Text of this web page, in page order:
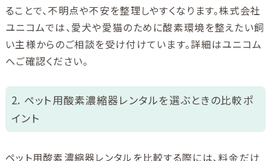
ることで、不明点や不安を整理しやすくなります。株式会社
ユニコムでは、愛犬や愛猫のために酸素環境を整えたい飼
い主様からのご相談を受け付けています。詳細はユニコム
へご確認ください。
2. ペット用酸素濃縮器レンタルを選ぶときの比較ポ
イント
ペット用酸素濃縮器レンタルを比較する際には、料金だけ